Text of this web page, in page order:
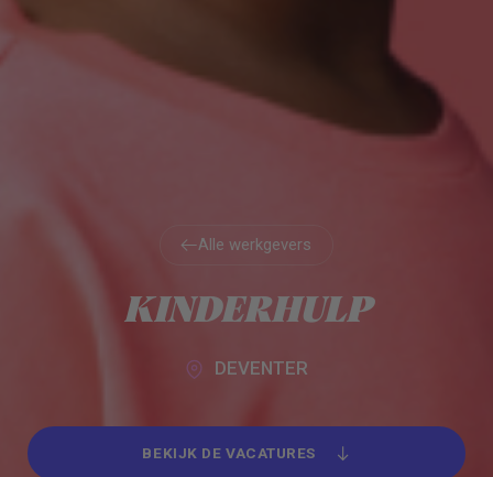
Alle werkgevers
KINDERHULP
DEVENTER
BEKIJK DE VACATURES